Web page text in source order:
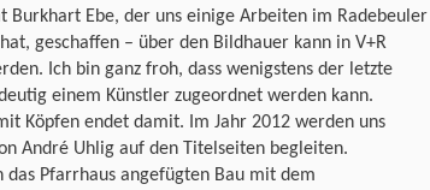
Burkhart Ebe, der uns einige Arbeiten im Radebeuler
geschaffen – über den Bildhauer kann in V+R
Ich bin ganz froh, dass wenigstens der letzte
einem Künstler zugeordnet werden kann.
Köpfen endet damit. Im Jahr 2012 werden uns
André Uhlig auf den Titelseiten begleiten.
das Pfarrhaus angefügten Bau mit dem